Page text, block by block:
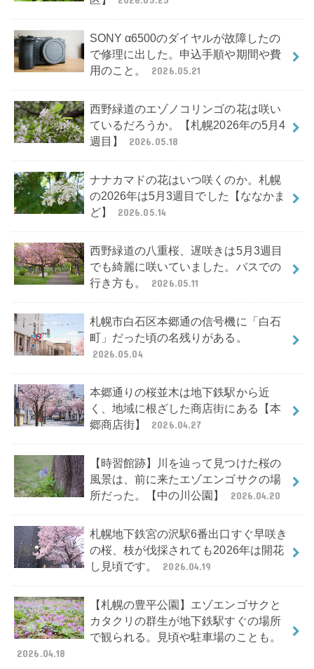
SONY α6500のダイヤルが故障したの
で修理に出した。申込手順や期間や費
用のこと。
2026.05.21
西野緑道のエゾノコリンゴの花は咲い
ているだろうか。【札幌2026年の5月4
週目】
2026.05.18
ナナカマドの花はいつ咲くのか。札幌
の2026年は5月3週目でした【ななかま
ど】
2026.05.14
西野緑道の八重桜、遅咲きは5月3週目
でも綺麗に咲いていました。バスでの
行き方も。
2026.05.11
札幌市白石区本郷通の信号機に「白石
町」だった頃の名残りがある。
2026.05.04
本郷通りの桜並木は地下鉄駅から近
く、地域に根ざした商店街にある【本
郷商店街】
2026.04.27
【時習館跡】川を辿って見つけた桜の
風景は、前に来たエゾエンゴサクの場
所だった。【中の川公園】
2026.04.20
札幌地下鉄宮の沢駅6番出口すぐ早咲き
の桜、枝が伐採されても2026年は開花
し見頃です。
2026.04.19
【札幌の豊平公園】エゾエンゴサクと
カタクリの群生が地下鉄駅すぐの場所
で観られる。見頃や駐車場のことも。
2026.04.18